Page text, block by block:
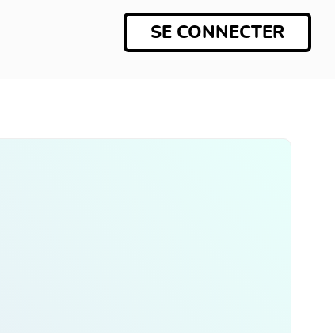
SE CONNECTER